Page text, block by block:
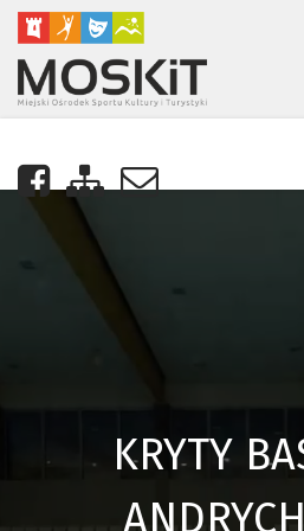
Nasza strona na Facebooku
Zobacz mapę strony
Napisz do nas
W